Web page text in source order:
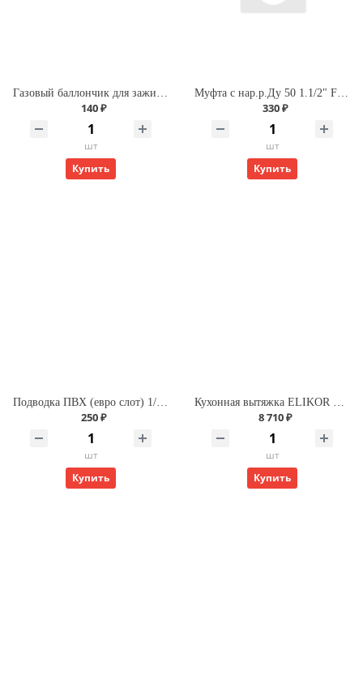
Газовый баллончик для зажиг. 210 мл Premium (Runis)
140 ₽
шт
Купить
Муфта с нар.р.Ду 50 1.1/2" FIRAT
330 ₽
шт
Купить
Подводка ПВХ (евро слот) 1/2 г/г 120 для газа
250 ₽
шт
Купить
Кухонная вытяжка ELIKOR Интегра GLASS 60 ФРА-Т(нерж/бежевое стекло)
8 710 ₽
шт
Купить